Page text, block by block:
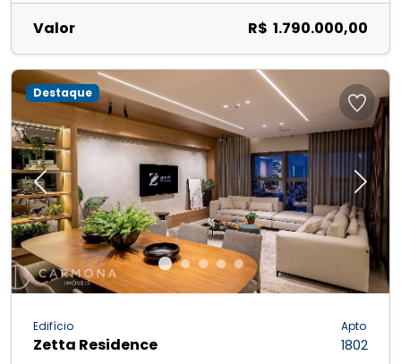
Valor R$ 1.790.000,00
Previous Next
Destaque
Edifício
Zetta Residence
Apto
1802